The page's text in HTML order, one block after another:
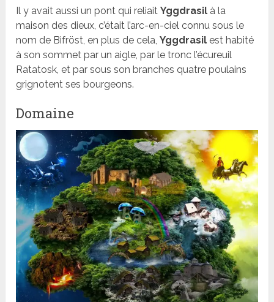
Il y avait aussi un pont qui reliaitYggdrasil à la
maison des dieux, c’était l’arc-en-ciel connu sous le
nom de Bifröst, en plus de cela,Yggdrasil est habité
à son sommet par un aigle, par le tronc l’écureuil
Ratatosk, et par sous son branches quatre poulains
grignotent ses bourgeons.
Domaine